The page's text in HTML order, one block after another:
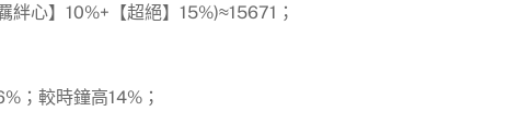
心】10%+【超絕】15%)≈15671；
；較時鐘高14%；